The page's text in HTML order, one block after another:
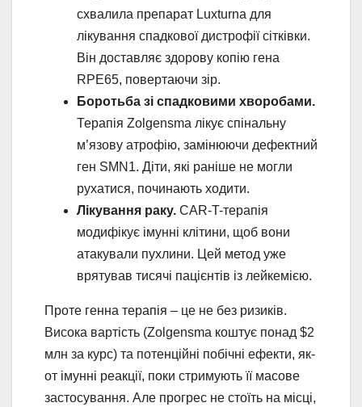
схвалила препарат Luxturna для
лікування спадкової дистрофії сітківки.
Він доставляє здорову копію гена
RPE65, повертаючи зір.
Боротьба зі спадковими хворобами.
Терапія Zolgensma лікує спінальну
м’язову атрофію, замінюючи дефектний
ген SMN1. Діти, які раніше не могли
рухатися, починають ходити.
Лікування раку. CAR-T-терапія
модифікує імунні клітини, щоб вони
атакували пухлини. Цей метод уже
врятував тисячі пацієнтів із лейкемією.
Проте генна терапія – це не без ризиків.
Висока вартість (Zolgensma коштує понад $2
млн за курс) та потенційні побічні ефекти, як-
от імунні реакції, поки стримують її масове
застосування. Але прогрес не стоїть на місці,